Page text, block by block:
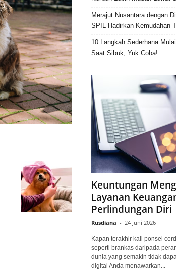
Merajut Nusantara dengan
SPIL Hadirkan Kemudahan
10 Langkah Sederhana
Saat Sibuk, Yuk Coba!
Keuntungan
Layanan
Perlindungan Diri
Rusdiana - 24 Juni 2026
Kapan terakhir kali ponsel
seperti brankas daripada
dunia yang semakin tidak
digital Anda menawarkan...